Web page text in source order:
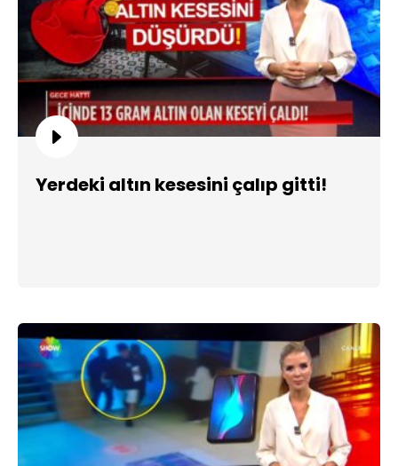
Yerdeki altın kesesini çalıp gitti!